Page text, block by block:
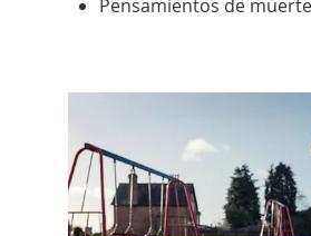
Pensamientos de